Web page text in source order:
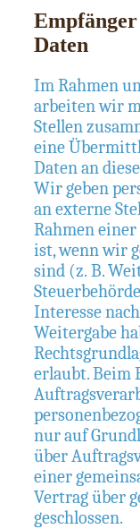
Empfänger
Daten
Im Rahmen
arbeiten wir
Stellen
eine
Daten an
Wir geben
an externe
Rahmen
ist, wenn wir
sind (z. B.
Interesse
Weitergabe
erlaubt. Beim
nur auf
über
einer
Vertrag über
geschlossen.